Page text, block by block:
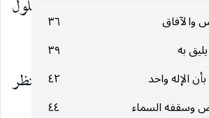
والآفاق
٣٦
به
٣٩
الإله واحد
٤٢
وسقفه السماء
٤٤
الكفاية وفوق الكفاية حين حلول
وسرّ بما بذلته من جهد ، وما ينتظر